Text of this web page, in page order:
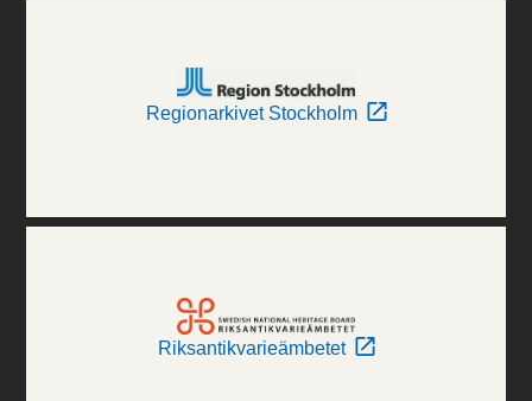
Regionarkivet Stockholm
Riksantikvarieämbetet